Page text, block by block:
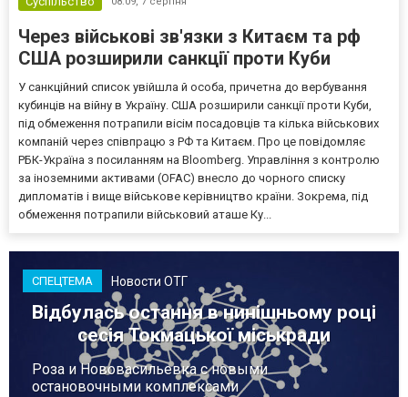
Через військові зв'язки з Китаєм та рф
США розширили санкції проти Куби
У санкційний список увійшла й особа, причетна до вербування
кубинців на війну в Україну. США розширили санкції проти Куби,
під обмеження потрапили вісім посадовців та кілька військових
компаній через співпрацю з РФ та Китаєм. Про це повідомляє
РБК-Україна з посиланням на Bloomberg. Управління з контролю
за іноземними активами (OFAC) внесло до чорного списку
дипломатів і вище військове керівництво країни. Зокрема, під
обмеження потрапили військовий аташе Ку...
СПЕЦТЕМА Новости ОТГ
Відбулась остання в нинішньому році
сесія Токмацької міськради
Роза и Нововасильевка с новыми
остановочными комплексами